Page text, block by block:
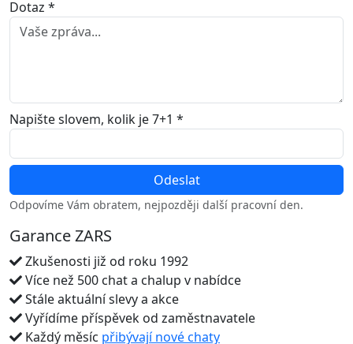
Dotaz *
Napište slovem, kolik je 7+1 *
Odpovíme Vám obratem, nejpozději další pracovní den.
Garance ZARS
Zkušenosti již od roku 1992
Více než 500 chat a chalup v nabídce
Stále aktuální slevy a akce
Vyřídíme příspěvek od zaměstnavatele
Každý měsíc přibývají nové chaty